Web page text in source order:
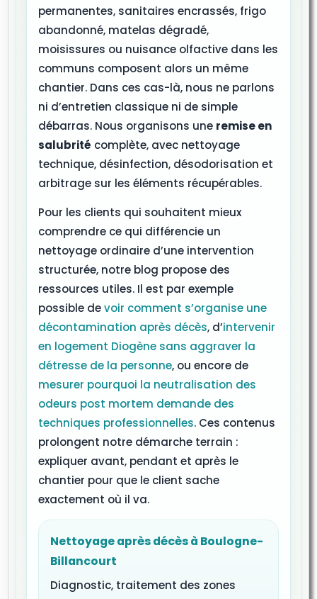
permanentes, sanitaires encrassés, frigo
abandonné, matelas dégradé,
moisissures ou nuisance olfactive dans les
communs composent alors un même
chantier. Dans ces cas-là, nous ne parlons
ni d’entretien classique ni de simple
débarras. Nous organisons une remise en
salubrité complète, avec nettoyage
technique, désinfection, désodorisation et
arbitrage sur les éléments récupérables.
Pour les clients qui souhaitent mieux
comprendre ce qui différencie un
nettoyage ordinaire d’une intervention
structurée, notre blog propose des
ressources utiles. Il est par exemple
possible devoir comment s’organise une
décontamination après décès, d’intervenir
en logement Diogène sans aggraver la
détresse de la personne, ou encore de
mesurer pourquoi la neutralisation des
odeurs post mortem demande des
techniques professionnelles. Ces contenus
prolongent notre démarche terrain :
expliquer avant, pendant et après le
chantier pour que le client sache
exactement où il va.
Nettoyage après décès à Boulogne-
Billancourt
Diagnostic, traitement des zones